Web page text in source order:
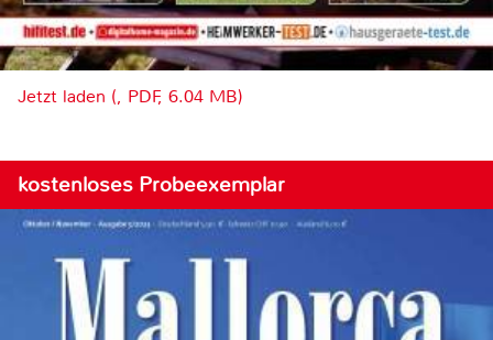
Jetzt laden (, PDF, 6.04 MB)
kostenloses Probeexemplar